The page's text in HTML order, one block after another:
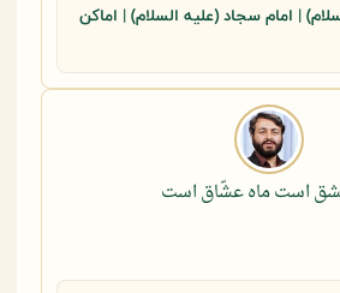
| امام سجاد (علیه السلام) | اماکن
است ماه عشّاق است